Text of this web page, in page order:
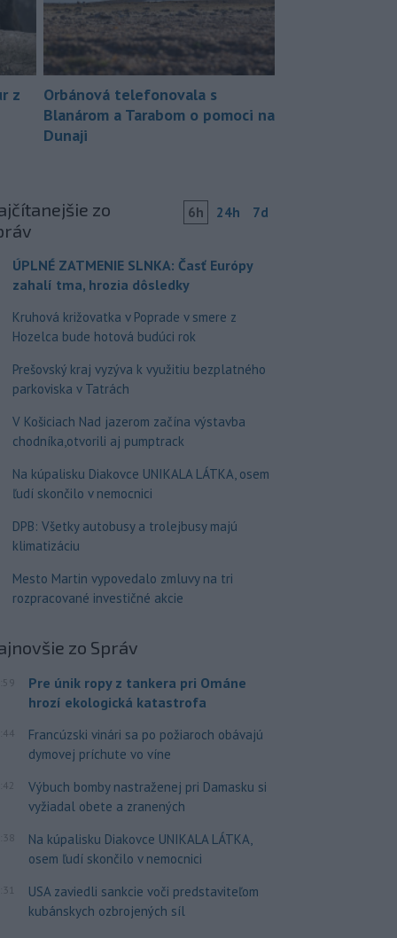
z
Orbánová telefonovala s
Blanárom a Tarabom o pomoci na
Dunaji
zo
6h 24h 7d
ÚPLNÉ ZATMENIE SLNKA: Časť Európy
zahalí tma, hrozia dôsledky
Kruhová križovatka v Poprade v smere z
Hozelca bude hotová budúci rok
Prešovský kraj vyzýva k využitiu bezplatného
parkoviska v Tatrách
V Košiciach Nad jazerom začína výstavba
chodníka,otvorili aj pumptrack
Na kúpalisku Diakovce UNIKALA LÁTKA, osem
ľudí skončilo v nemocnici
DPB: Všetky autobusy a trolejbusy majú
klimatizáciu
Mesto Martin vypovedalo zmluvy na tri
rozpracované investičné akcie
zo Správ
Pre únik ropy z tankera pri Ománe
hrozí ekologická katastrofa
Francúzski vinári sa po požiaroch obávajú
dymovej príchute vo víne
Výbuch bomby nastraženej pri Damasku si
vyžiadal obete a zranených
Na kúpalisku Diakovce UNIKALA LÁTKA,
osem ľudí skončilo v nemocnici
USA zaviedli sankcie voči predstaviteľom
kubánskych ozbrojených síl